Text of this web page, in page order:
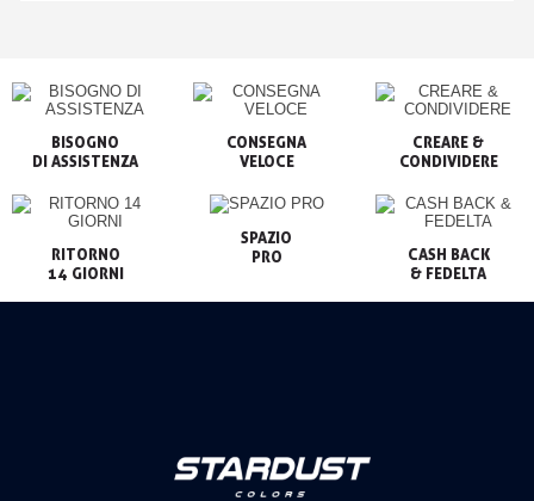
BISOGNO
CONSEGNA
VELOCE
CREARE &
CONDIVIDERE
RITORNO
14 GIORNI
SPAZIO
PRO
CASH BACK
& FEDELTA